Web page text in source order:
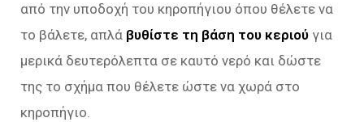
από την υποδοχή του κηροπήγιου όπου θέλετε να
το βάλετε, απλά βυθίστε τη βάση του κεριού για
μερικά δευτερόλεπτα σε καυτό νερό και δώστε
της το σχήμα που θέλετε ώστε να χωρά στο
κηροπήγιο.